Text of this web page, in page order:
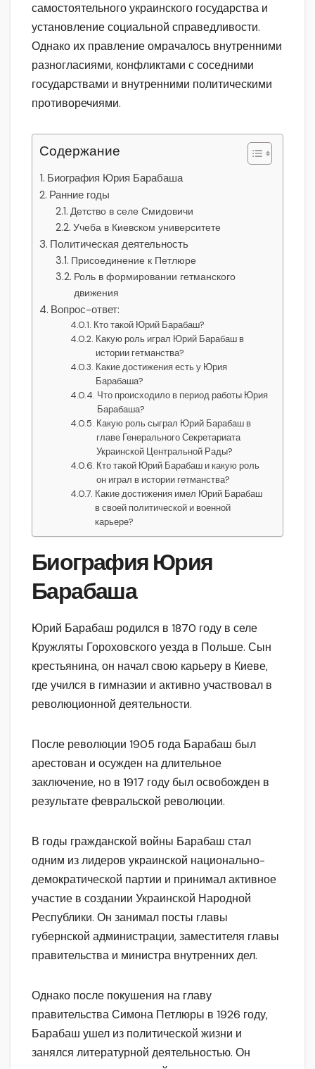
самостоятельного украинского государства и
установление социальной справедливости.
Однако их правление омрачалось внутренними
разногласиями, конфликтами с соседними
государствами и внутренними политическими
противоречиями.
Содержание
Биография Юрия Барабаша
Ранние годы
Детство в селе Смидовичи
Учеба в Киевском университете
Политическая деятельность
Присоединение к Петлюре
Роль в формировании гетманского
движения
Вопрос-ответ:
Кто такой Юрий Барабаш?
Какую роль играл Юрий Барабаш в
истории гетманства?
Какие достижения есть у Юрия
Барабаша?
Что происходило в период работы Юрия
Барабаша?
Какую роль сыграл Юрий Барабаш в
главе Генерального Секретариата
Украинской Центральной Рады?
Кто такой Юрий Барабаш и какую роль
он играл в истории гетманства?
Какие достижения имел Юрий Барабаш
в своей политической и военной
карьере?
Биография Юрия
Барабаша
Юрий Барабаш родился в 1870 году в селе
Кружляты Гороховского уезда в Польше. Сын
крестьянина, он начал свою карьеру в Киеве,
где учился в гимназии и активно участвовал в
революционной деятельности.
После революции 1905 года Барабаш был
арестован и осужден на длительное
заключение, но в 1917 году был освобожден в
результате февральской революции.
В годы гражданской войны Барабаш стал
одним из лидеров украинской национально-
демократической партии и принимал активное
участие в создании Украинской Народной
Республики. Он занимал посты главы
губернской администрации, заместителя главы
правительства и министра внутренних дел.
Однако после покушения на главу
правительства Симона Петлюры в 1926 году,
Барабаш ушел из политической жизни и
занялся литературной деятельностью. Он